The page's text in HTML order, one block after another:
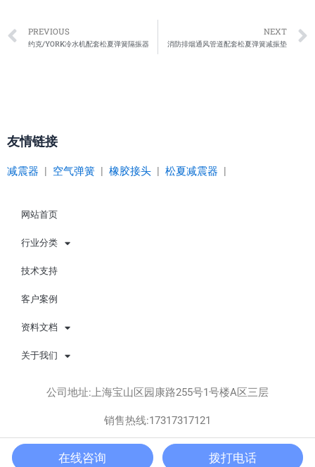
Prev
PREVIOUS
约克/YORK冷水机配套松夏弹簧隔振器
NEXT
消防排烟通风管道配套松夏弹簧减振垫
友情链接
减震器 空气弹簧 橡胶接头 松夏减震器
网站首页
行业分类
技术支持
客户案例
资料文档
关于我们
公司地址:上海宝山区园康路255号1号楼A区三层
销售热线:17317317121
Copyright © 上海松夏减震器有限公司 版权所有 All rights
在线咨询 拨打电话